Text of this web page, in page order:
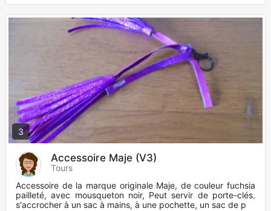
3
Accessoire Maje (V3)
Tours
Accessoire de la marque originale Maje, de couleur fuchsia
pailleté, avec mousqueton noir, Peut servir de porte-clés,
s'accrocher à un sac à mains, à une pochette, un sac de pla